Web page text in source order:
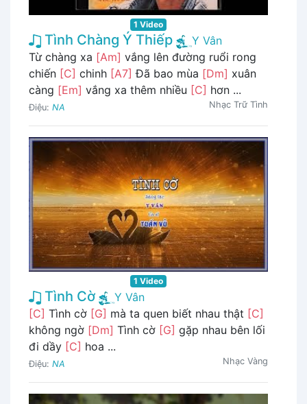
1 Video
Tình Chàng Ý Thiếp
Y Vân
Từ chàng xa [Am] vắng lên đường ruổi rong
chiến [C] chinh [A7] Đã bao mùa [Dm] xuân
càng [Em] vắng xa thêm nhiều [C] hơn ...
Điệu: NA Nhạc Trữ Tình
1 Video
Tình Cờ
Y Vân
[C] Tình cờ [G] mà ta quen biết nhau thật [C]
không ngờ [Dm] Tình cờ [G] gặp nhau bên lối
đi dầy [C] hoa ...
Điệu: NA Nhạc Vàng